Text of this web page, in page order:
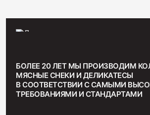
БОЛЕЕ 20 ЛЕТ МЫ ПРОИЗВОДИМ
МЯСНЫЕ СНЕКИ И ДЕЛИКАТЕСЫ
В СООТВЕТСТВИИ С САМЫМИ
ТРЕБОВАНИЯМИ И СТАНДАРТАМИ